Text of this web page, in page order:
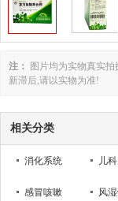
注：
图片均为实物真实
新滞后,请以实物为准!
相关分类
消化系统 儿
感冒咳嗽 风